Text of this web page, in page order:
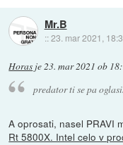
Mr.B
::23. mar 2021,
Horas je23. mar 2021 ob
predator ti se pa
A oprosati, nasel PRAVI
Rt 5800X. Intel celo v